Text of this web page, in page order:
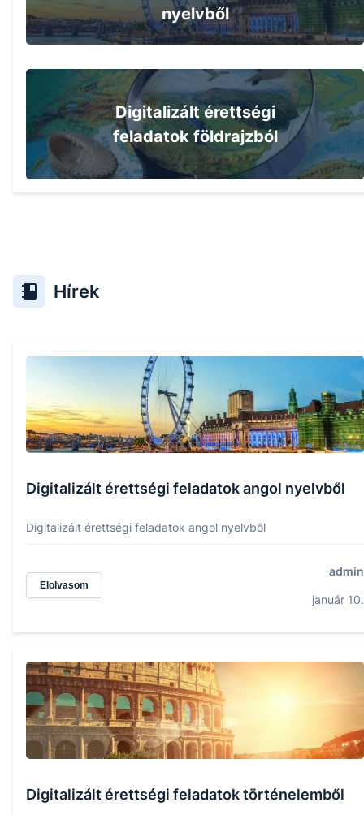
nyelvből
Digitalizált érettségi
feladatok földrajzból
Hírek
Digitalizált érettségi feladatok angol nyelvből
Digitalizált érettségi feladatok angol nyelvből
Elolvasom
admin
január 10.
Digitalizált érettségi feladatok történelemből